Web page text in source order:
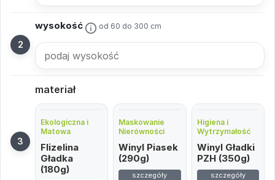
wysokość od 60 do 300 cm
materiał
Ekologiczna i
Matowa
Flizelina
Gładka
(180g)
Maskowanie
Nierówności
Winyl Piasek
(290g)
szczegóły
Higiena i
Wytrzymałość
Winyl Gładki
PZH (350g)
szczegóły